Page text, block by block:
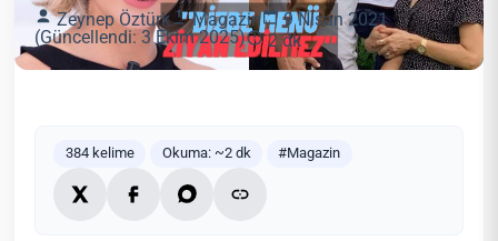
Zeynep Öztürk Magazin
9 Nisan 2021
(Güncellendi: 3 Ekim 2025)
2 dk
384 kelime Okuma: ~2 dk #Magazin